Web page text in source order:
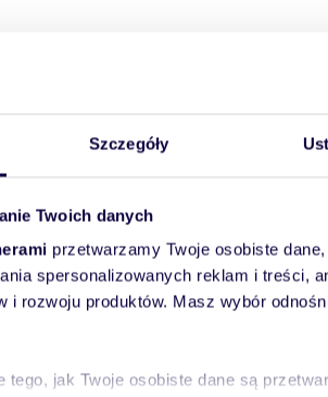
Szczegóły
Twoich danych
przetwarzamy Twoje osobiste
spersonalizowanych reklam i treści,
i rozwoju produktów. Masz wybór
tego, jak Twoje osobiste dane są
powiat: Radomgmina: